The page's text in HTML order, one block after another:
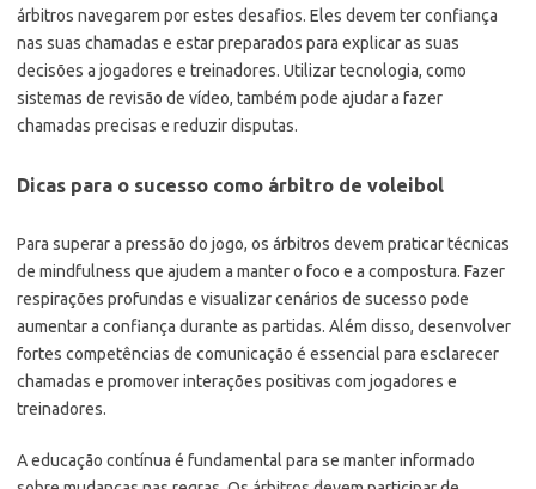
árbitros navegarem por estes desafios. Eles devem ter confiança
nas suas chamadas e estar preparados para explicar as suas
decisões a jogadores e treinadores. Utilizar tecnologia, como
sistemas de revisão de vídeo, também pode ajudar a fazer
chamadas precisas e reduzir disputas.
Dicas para o sucesso como árbitro de voleibol
Para superar a pressão do jogo, os árbitros devem praticar técnicas
de mindfulness que ajudem a manter o foco e a compostura. Fazer
respirações profundas e visualizar cenários de sucesso pode
aumentar a confiança durante as partidas. Além disso, desenvolver
fortes competências de comunicação é essencial para esclarecer
chamadas e promover interações positivas com jogadores e
treinadores.
A educação contínua é fundamental para se manter informado